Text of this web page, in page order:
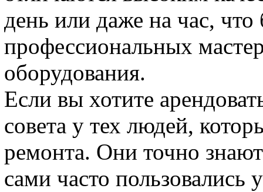
день или даже на час,
профессиональных
оборудования.
Если вы хотите
совета у тех людей,
ремонта. Они точно
сами часто